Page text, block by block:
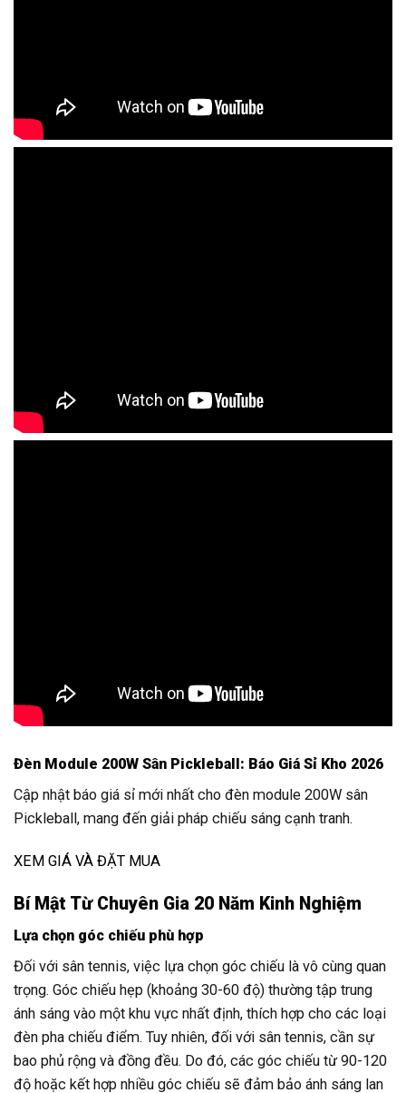
Đèn Module 200W Sân Pickleball: Báo Giá Sỉ Kho 2026
Cập nhật báo giá sỉ mới nhất cho đèn module 200W sân
Pickleball, mang đến giải pháp chiếu sáng cạnh tranh.
XEM GIÁ VÀ ĐẶT MUA
Bí Mật Từ Chuyên Gia 20 Năm Kinh Nghiệm
Lựa chọn góc chiếu phù hợp
Đối với sân tennis, việc lựa chọn góc chiếu là vô cùng quan
trọng. Góc chiếu hẹp (khoảng 30-60 độ) thường tập trung
ánh sáng vào một khu vực nhất định, thích hợp cho các loại
đèn pha chiếu điểm. Tuy nhiên, đối với sân tennis, cần sự
bao phủ rộng và đồng đều. Do đó, các góc chiếu từ 90-120
độ hoặc kết hợp nhiều góc chiếu sẽ đảm bảo ánh sáng lan